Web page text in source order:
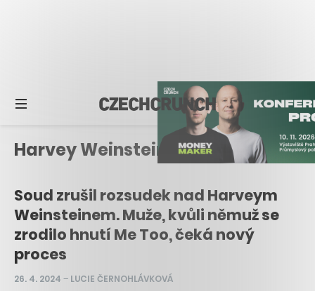
Harvey Weinstein
Soud zrušil rozsudek nad Harveym
Weinsteinem. Muže, kvůli němuž se
zrodilo hnutí Me Too, čeká nový
proces
26. 4. 2024 – LUCIE ČERNOHLÁVKOVÁ